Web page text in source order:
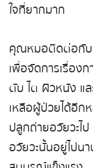
ใจที่ยากมาก
คุณหมอติดต่อกับ
เพื่อจัดการเรื่องก
ตับ ไต ผิวหนัง แล
เหลือผู้ป่วยได้อีก
ปลูกถ่ายอวัยวะไ
อวัยวะนั้นอยู่ไปน